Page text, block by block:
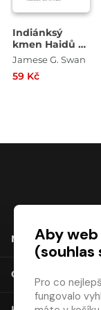
Indiánksý
kmen Haidů z
Ostrovů
Charlotty,
Jamese G. Swan
59 Kč
NÁKUP
O SPOLEČNOSTI
Aby web
(souhlas
Pro co
fungovalo